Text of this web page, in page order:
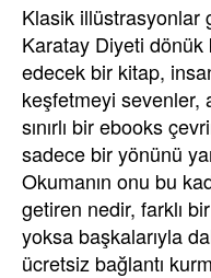
Klasik illüstrasyonlar
Karatay Diyeti dönük
edecek bir kitap,
keşfetmeyi sevenler,
sınırlı bir ebooks
sadece bir yönünü
Okumanın onu bu
getiren nedir, farklı
yoksa başkalarıyla
ücretsiz bağlantı